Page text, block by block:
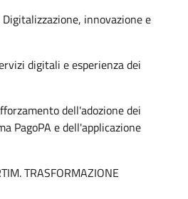
innovazione e
digitali e esperienza dei
dell'adozione dei
PagoPA e dell'applicazione
TRASFORMAZIONE